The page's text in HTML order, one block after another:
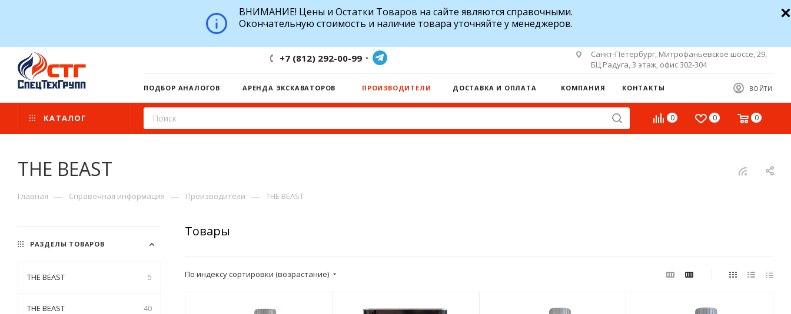
ВНИМАНИЕ! Цены и Остатки Товаров на сайте являются справочными.
Окончательную стоимость и наличие товара уточняйте у менеджеров.
+7 (812) 292-00-99
Санкт-Петербург, Митрофаньевское шоссе, 29,
БЦ Радуга, 3 этаж, офис 302-304
ВОЙТИ
ПОДБОР АНАЛОГОВ АРЕНДА ЭКСКАВАТОРОВ ПРОИЗВОДИТЕЛИ ДОСТАВКА И ОПЛАТА КОМПАНИЯ КОНТАКТЫ
0 0 0
КАТАЛОГ
THE BEAST
Главная — Справочная информация — Производители — THE BEAST
Товары
По индексу сортировки (возрастание)
РАЗДЕЛЫ ТОВАРОВ
THE BEAST 5
THE BEAST 40